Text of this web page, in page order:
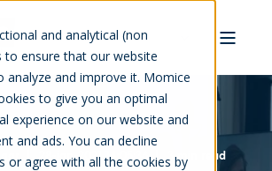
and analytical (non
to ensure that our website
analyze and improve it. Momice
to give you an optimal
experience on our website and
and ads. You can decline
or agree with all the cookies by
28-jan-2021 14:05:36 3 min read